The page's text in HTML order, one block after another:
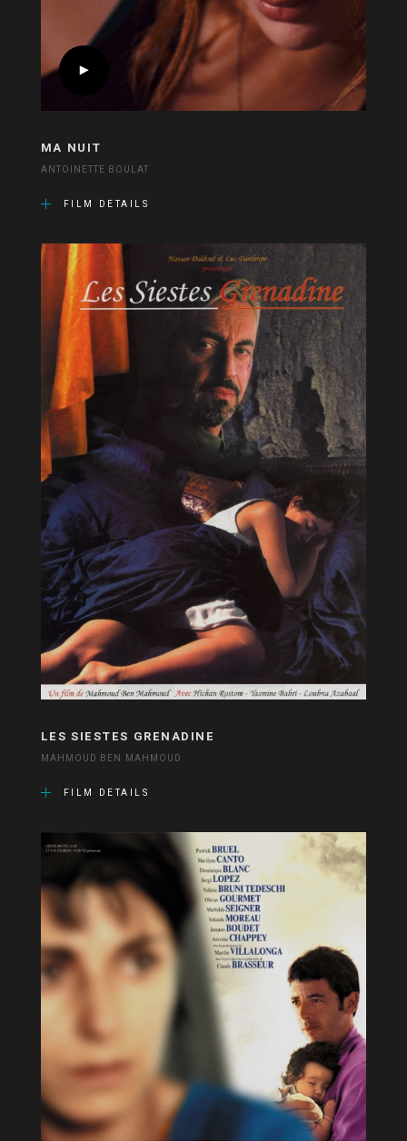
MA NUIT
ANTOINETTE BOULAT
FILM DETAILS
LES SIESTES GRENADINE
MAHMOUD BEN MAHMOUD
FILM DETAILS